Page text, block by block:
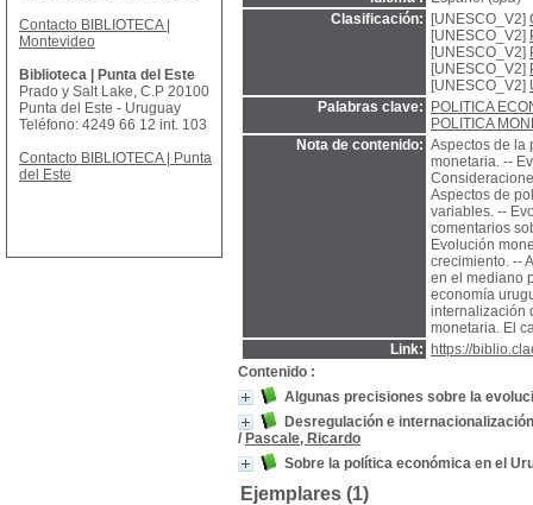
Clasificación:
[UNESCO_V2]
[UNESCO_V2]
[UNESCO_V2]
[UNESCO_V2]
[UNESCO_V2]
Palabras clave:
POLITICA
POLITICA
Nota de contenido: Aspectos de la
monetaria. --
Aspectos de
variables. --
comentarios
Evolución
crecimiento. --
en el mediano
economía
internalización
monetaria. El
Link:
https://
Contenido :
Algunas precisiones sobre la
Desregulación e
/ Pascale, Ricardo
Sobre la política económica en el
Ejemplares (1)
Contacto BIBLIOTECA |
Montevideo
Biblioteca | Punta del Este
Prado y Salt Lake, C.P 20100
Punta del Este - Uruguay
Teléfono: 4249 66 12 int. 103
Contacto BIBLIOTECA | Punta
del Este